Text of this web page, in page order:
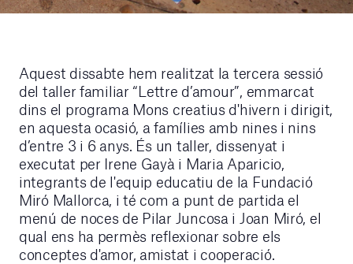
Aquest dissabte hem realitzat la tercera sessió
del taller familiar “Lettre d’amour”, emmarcat
dins el programa Mons creatius d'hivern i dirigit,
en aquesta ocasió, a famílies amb nines i nins
d’entre 3 i 6 anys. És un taller, dissenyat i
executat per Irene Gayà i Maria Aparicio,
integrants de l'equip educatiu de la Fundació
Miró Mallorca, i té com a punt de partida el
menú de noces de Pilar Juncosa i Joan Miró, el
qual ens ha permès reflexionar sobre els
conceptes d'amor, amistat i cooperació.